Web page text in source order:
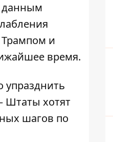
данным
и
время.
Штаты хотят
шагов по